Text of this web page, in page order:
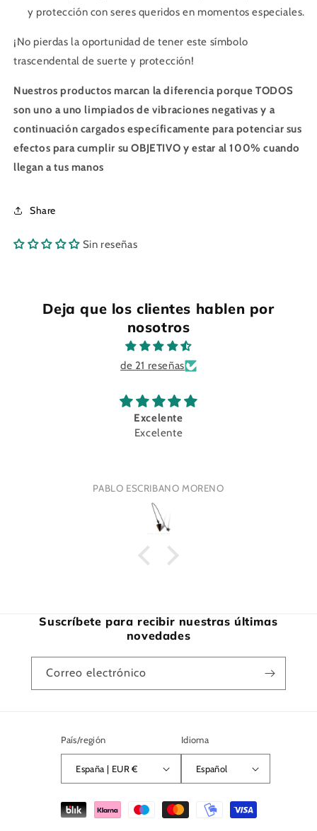
y protección con seres queridos en momentos especiales.
¡No pierdas la oportunidad de tener este símbolo
trascendental de suerte y protección!
Nuestros productos marcan la diferencia porque TODOS
son uno a uno limpiados de vibraciones negativas y a
continuación cargados específicamente para potenciar sus
efectos para cumplir su OBJETIVO y estar al 100% cuando
llegan a tus manos
Share
Sin reseñas
Deja que los clientes hablen por
nosotros
de 21 reseñas
Excelente
Excelente
PABLO ESCRIBANO MORENO
Suscríbete para recibir nuestras últimas
novedades
Correo electrónico
País/región
España | EUR €
Idioma
Español
Formas
de